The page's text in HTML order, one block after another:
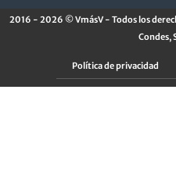
2016 - 2026 © VmásV - Todos los
Condes,
Política de privacidad